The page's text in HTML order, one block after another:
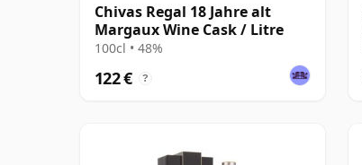
Chivas Regal 18 Jahre alt
Margaux Wine Cask / Litre
100cl • 48%
122 € ?